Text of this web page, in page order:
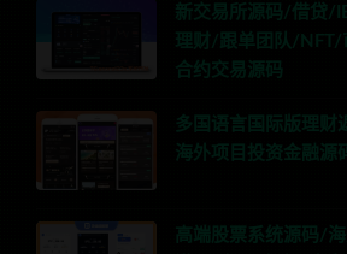
新交易所源码/借贷/
理财/跟单团队/
合约交易源码
多国语言国际版理财
海外项目投资金融源
高端股票系统源码/